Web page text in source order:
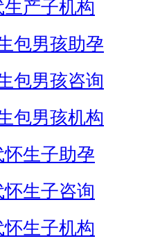
产子机构
包男孩助孕
包男孩咨询
包男孩机构
生子助孕
生子咨询
生子机构